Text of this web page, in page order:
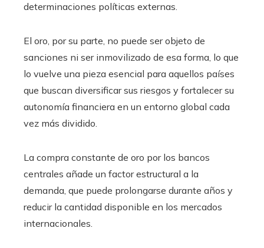
determinaciones políticas externas.
El oro, por su parte, no puede ser objeto de
sanciones ni ser inmovilizado de esa forma, lo que
lo vuelve una pieza esencial para aquellos países
que buscan diversificar sus riesgos y fortalecer su
autonomía financiera en un entorno global cada
vez más dividido.
La compra constante de oro por los bancos
centrales añade un factor estructural a la
demanda, que puede prolongarse durante años y
reducir la cantidad disponible en los mercados
internacionales.